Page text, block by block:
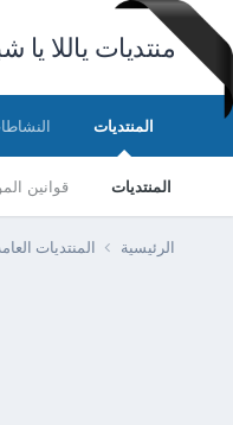
منتديات ياللا يا
المنتديات
المنتديات قوانين
الرئيسية المنتديات